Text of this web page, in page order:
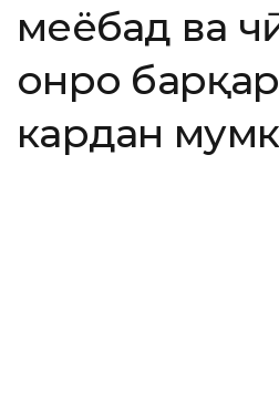
меёбад ва
онро
кардан